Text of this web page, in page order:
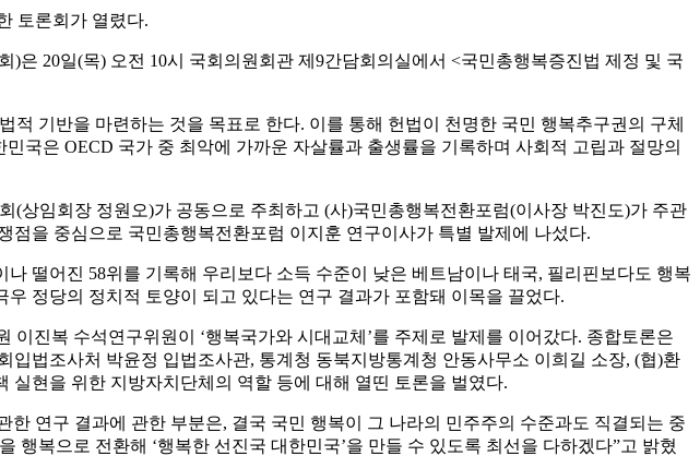
토론회가 열렸다.
20일(목) 오전 10시 국회의원회관 제9간담회의실에서 <국민총행복증진법 제정 및 국
기반을 마련하는 것을 목표로 한다. 이를 통해 헌법이 천명한 국민 행복추구권의 구체
국은 OECD 국가 중 최악에 가까운 자살률과 출생률을 기록하며 사회적 고립과 절망의
상임회장 정원오)가 공동으로 주최하고 (사)국민총행복전환포럼(이사장 박진도)가 주관
점을 중심으로 국민총행복전환포럼 이지훈 연구이사가 특별 발제에 나섰다.
떨어진 58위를 기록해 우리보다 소득 수준이 낮은 베트남이나 태국, 필리핀보다도 행복
정당의 정치적 토양이 되고 있다는 연구 결과가 포함돼 이목을 끌었다.
진복 수석연구위원이 ‘행복국가와 시대교체’를 주제로 발제를 이어갔다. 종합토론은
법조사처 박윤정 입법조사관, 통계청 동북지방통계청 안동사무소 이희길 소장, (협)환
현을 위한 지방자치단체의 역할 등에 대해 열띤 토론을 벌였다.
연구 결과에 관한 부분은, 결국 국민 행복이 그 나라의 민주주의 수준과도 직결되는 중
복으로 전환해 ‘행복한 선진국 대한민국’을 만들 수 있도록 최선을 다하겠다”고 밝혔